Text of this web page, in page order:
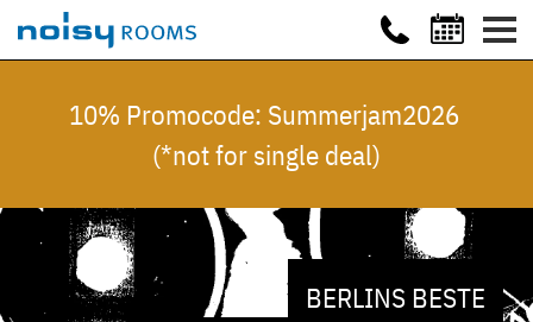
10% Promocode: Summerjam2026
(*not for single deal)
BERLINS BESTE